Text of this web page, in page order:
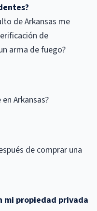
de Arkansas me
de
arma de fuego?
Arkansas?
de comprar una
mi propiedad privada